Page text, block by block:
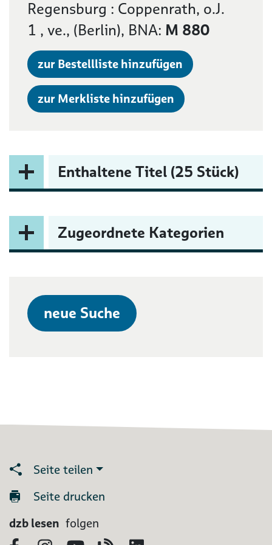
Regensburg : Coppenrath, o.J.
1 , ve., (Berlin), BNA: M 880
zur Bestellliste hinzufügen
zur Merkliste hinzufügen
Enthaltene Titel (25 Stück)
Zugeordnete Kategorien
neue Suche
Seite teilen
Seite drucken
dzb lesen folgen